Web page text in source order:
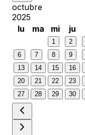
octubre
2025
lu
ma mi ju
1 2
6
7 8 9
13
14 15 16
20
21 22 23
27
28 29 30